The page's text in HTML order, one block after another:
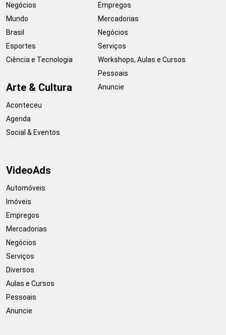
Negócios
Mundo
Brasil
Esportes
Ciência e Tecnologia
Arte & Cultura
Aconteceu
Agenda
Social & Eventos
Empregos
Mercadorias
Negócios
Serviços
Workshops, Aulas e Cursos
Pessoais
Anuncie
VideoAds
Automóveis
Imóveis
Empregos
Mercadorias
Negócios
Serviços
Diversos
Aulas e Cursos
Pessoais
Anuncie